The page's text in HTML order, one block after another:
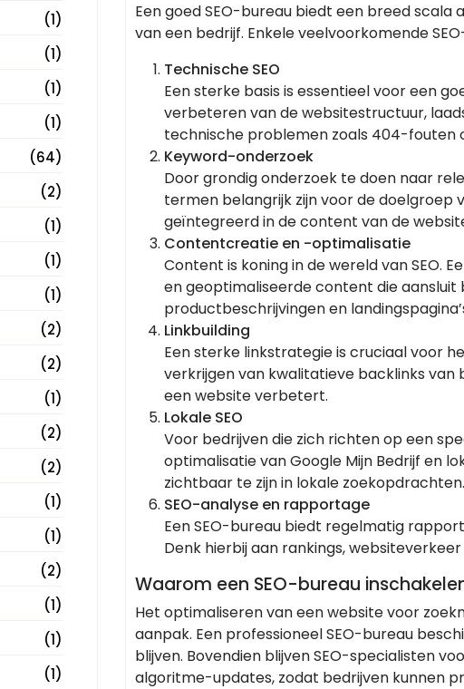
(1)
(1)
(1)
(1)
(64)
(2)
(1)
(1)
(1)
(2)
(2)
(1)
(2)
(2)
(1)
(1)
(2)
(1)
(1)
(1)
Een goed SEO-bureau biedt een breed
van een bedrijf. Enkele veelvoorkomende
Technische SEO
Een sterke basis is essentieel voor een
verbeteren van de websitestructuur,
technische problemen zoals 404-fouten
Keyword-onderzoek
Door grondig onderzoek te doen naar
termen belangrijk zijn voor de doelgroep
geïntegreerd in de content van de
Contentcreatie en -optimalisatie
Content is koning in de wereld van SEO.
en geoptimaliseerde content die aansluit
productbeschrijvingen en
Linkbuilding
Een sterke linkstrategie is cruciaal voor
verkrijgen van kwalitatieve backlinks
een website verbetert.
Lokale SEO
Voor bedrijven die zich richten op een
optimalisatie van Google Mijn Bedrijf en
zichtbaar te zijn in lokale zoekopdrachten.
SEO-analyse en rapportage
Een SEO-bureau biedt regelmatig
Denk hierbij aan rankings,
Waarom een SEO-bureau
Het optimaliseren van een website voor
aanpak. Een professioneel SEO-bureau
blijven. Bovendien blijven SEO-specialisten
algoritme-updates, zodat bedrijven kunnen